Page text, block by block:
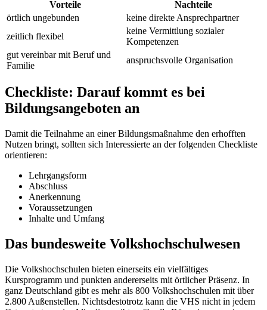
Vorteile
Nachteile
örtlich ungebunden
keine direkte Ansprechpartner
zeitlich flexibel
keine Vermittlung sozialer
Kompetenzen
gut vereinbar mit Beruf und
Familie
anspruchsvolle Organisation
Checkliste: Darauf kommt es bei
Bildungsangeboten an
Damit die Teilnahme an einer Bildungsmaßnahme den erhofften
Nutzen bringt, sollten sich Interessierte an der folgenden Checkliste
orientieren:
Lehrgangsform
Abschluss
Anerkennung
Voraussetzungen
Inhalte und Umfang
Das bundesweite Volkshochschulwesen
Die Volkshochschulen bieten einerseits ein vielfältiges
Kursprogramm und punkten andererseits mit örtlicher Präsenz. In
ganz Deutschland gibt es mehr als 800 Volkshochschulen mit über
2.800 Außenstellen. Nichtsdestotrotz kann die VHS nicht in jedem